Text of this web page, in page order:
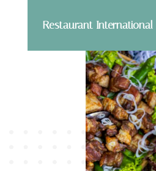
Restaurant International